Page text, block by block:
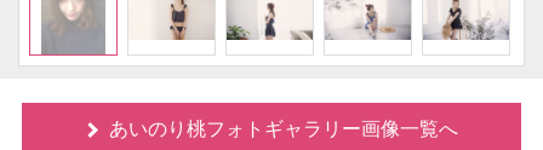
あいのり桃フォトギャラリー画像一覧へ